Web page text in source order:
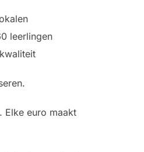
leerlingen
Elke euro maakt